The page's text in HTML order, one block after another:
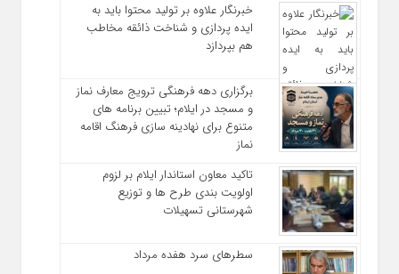
خبرنگار علاوه بر تولید محتوا باید به
ایده‌ پردازی و شناخت ذائقه مخاطب
هم بپردازد
برگزاری دهه فرهنگی ترویج معارف نماز
و مسجد در ایلام؛ تبیین برنامه‌ های
متنوع برای نهادینه‌ سازی فرهنگ اقامه
نماز
تاکید معاون استاندار ایلام بر لزوم
اولویت‌ بندی طرح‌ ها و توزیع
شهرستانی تسهیلات
سطرهای سرد هفده مرداد